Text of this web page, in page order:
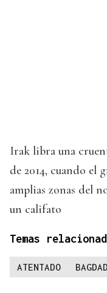
Irak libra una
de 2014, cuando el
amplias zonas del
un califato
Temas
ATENTADO BAGDAD